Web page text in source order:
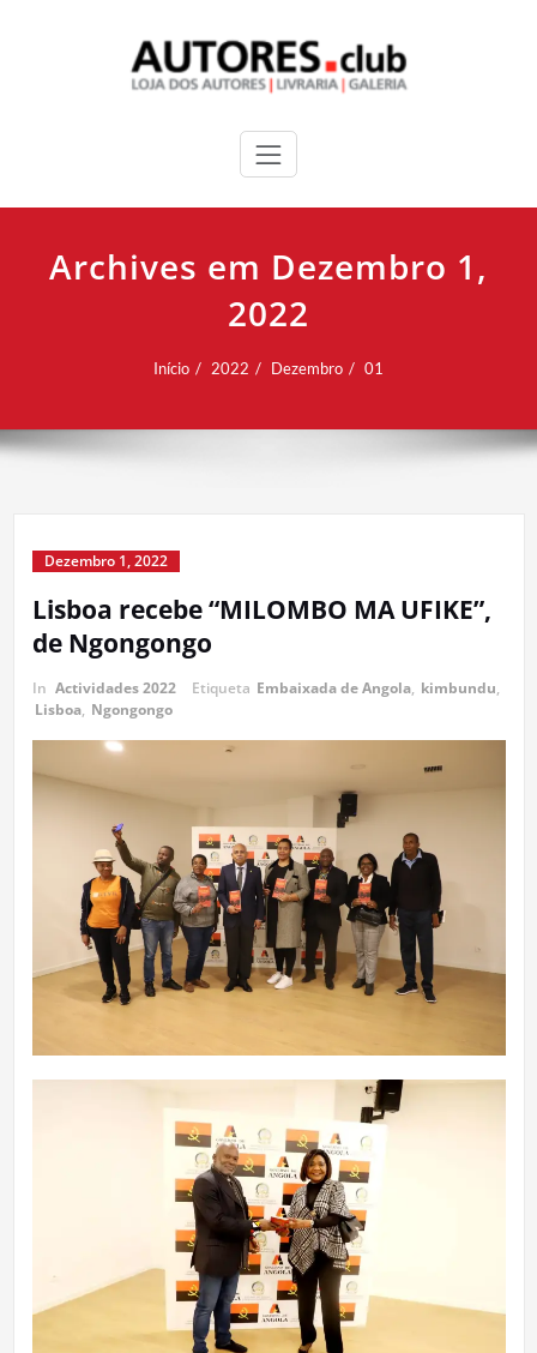
Archives em Dezembro 1,
2022
Início 2022 Dezembro 01
Dezembro 1, 2022
Lisboa recebe “MILOMBO MA UFIKE”,
de Ngongongo
In Actividades 2022 Etiqueta Embaixada de Angola, kimbundu,
Lisboa, Ngongongo